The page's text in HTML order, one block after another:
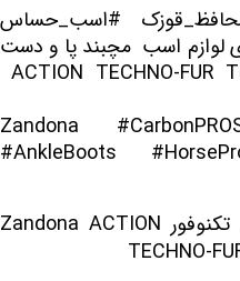
#اسب_حساس
لوازم اسب مچبند پا و دست
اسب لوازم سوارکاری ACTION TECHNO-FUR Tendon
#Zandona
#AnkleBoots
مچ‌بند دست زاندونا مدل اکشن تکنوفور Zandona ACTION
TECHNO-